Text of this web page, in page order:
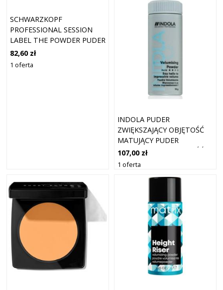
SCHWARZKOPF
PROFESSIONAL SESSION
LABEL THE POWDER PUDER
STYLIZUJĄCY PUDER DO
WŁOSÓW 8 G
82,60 zł
1 oferta
INDOLA PUDER
ZWIĘKSZAJĄCY OBJĘTOŚĆ
MATUJĄCY PUDER
ZWIĘKSZAJĄCY OBJĘTOŚĆ
10 G
107,00 zł
1 oferta